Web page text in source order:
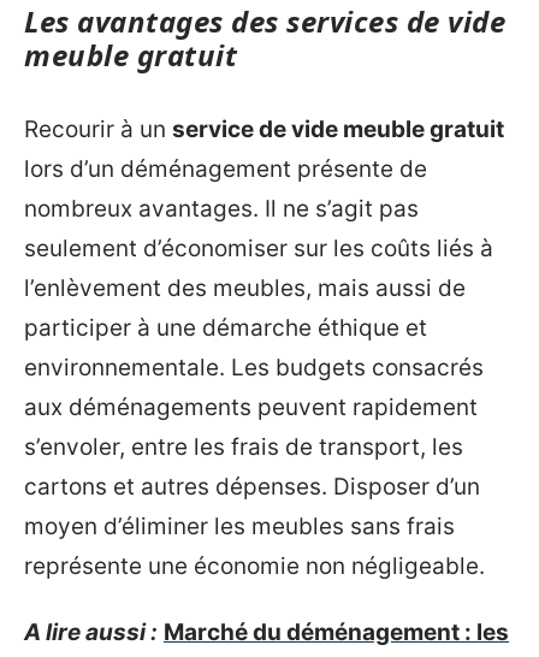
Les avantages des services de vide
meuble gratuit
Recourir à un service de vide meuble gratuit
lors d’un déménagement présente de
nombreux avantages. Il ne s’agit pas
seulement d’économiser sur les coûts liés à
l’enlèvement des meubles, mais aussi de
participer à une démarche éthique et
environnementale. Les budgets consacrés
aux déménagements peuvent rapidement
s’envoler, entre les frais de transport, les
cartons et autres dépenses. Disposer d’un
moyen d’éliminer les meubles sans frais
représente une économie non négligeable.
A lire aussi : Marché du déménagement : les